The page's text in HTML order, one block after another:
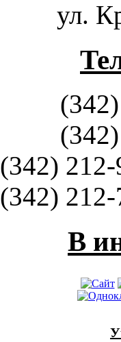
ул.
(342)
(342)
В